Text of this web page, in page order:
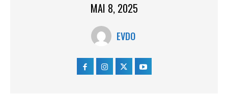
MAI 8, 2025
EVDO